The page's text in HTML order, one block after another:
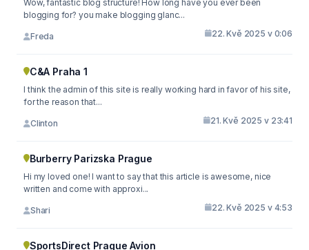
Wow, fantastic blog structure! How long have you ever been
blogging for? you make blogging glanc...
Freda 22. Kvě 2025 v 0:06
C&A Praha 1
I think the admin of this site is really working hard in favor of his site,
for the reason that...
Clinton 21. Kvě 2025 v 23:41
Burberry Parizska Prague
Hi my loved one! I want to say that this article is awesome, nice
written and come with approxi...
Shari 22. Kvě 2025 v 4:53
SportsDirect Prague Avion